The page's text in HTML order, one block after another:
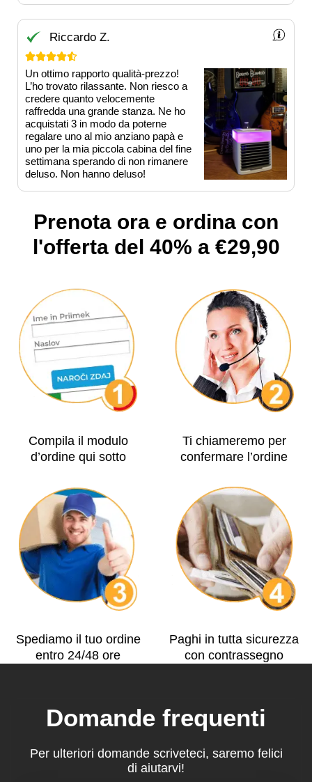
Riccardo Z.

Un ottimo rapporto qualità-prezzo!
L’ho trovato rilassante. Non riesco a
credere quanto velocemente
raffredda una grande stanza. Ne ho
acquistati 3 in modo da poterne
regalare uno al mio anziano papà e
uno per la mia piccola cabina del fine
settimana sperando di non rimanere
deluso. Non hanno deluso!
Prenota ora e ordina con
l'offerta del 40% a €29,90
Compila il modulo
d’ordine qui sotto
Ti chiameremo per
confermare l’ordine
Spediamo il tuo ordine
entro 24/48 ore
Paghi in tutta sicurezza
con contrassegno
Domande frequenti
Per ulteriori domande scriveteci, saremo felici
di aiutarvi!